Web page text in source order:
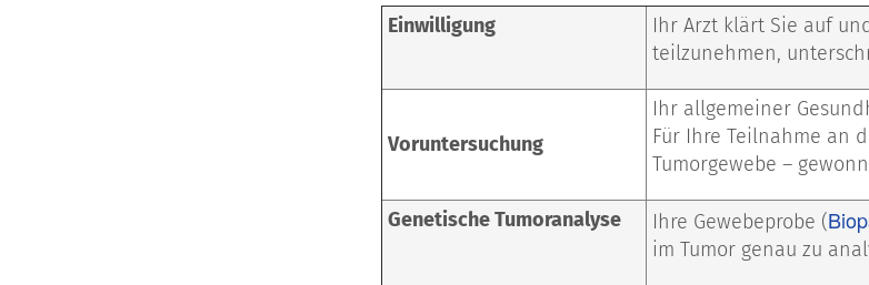
Einwilligung
Ihr Arzt klärt Sie auf
teilzunehmen,
Voruntersuchung
Ihr allgemeiner
Für Ihre Teilnahme an
Tumorgewebe –
Genetische Tumoranalyse Ihre Gewebeprobe (
im Tumor genau zu